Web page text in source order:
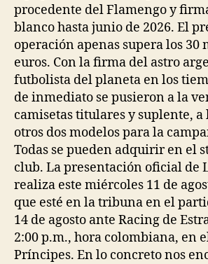
procedente del Flamengo y
blanco hasta junio de 2026. El
operación apenas supera los 30
euros. Con la firma del astro
futbolista del planeta en los
de inmediato se pusieron a la
camisetas titulares y suplente, a
otros dos modelos para la
Todas se pueden adquirir en el
club. La presentación oficial de
realiza este miércoles 11 de
que esté en la tribuna en el
14 de agosto ante Racing de
2:00 p.m., hora colombiana, en
Príncipes. En lo concreto nos